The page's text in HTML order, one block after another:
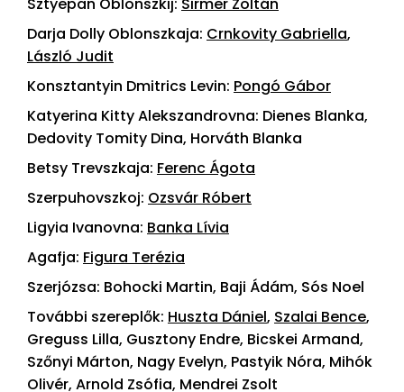
Darja Dolly Oblonszkaja: Crnkovity Gabriella,
László Judit
Konsztantyin Dmitrics Levin: Pongó Gábor
Katyerina Kitty Alekszandrovna: Dienes Blanka,
Dedovity Tomity Dina, Horváth Blanka
Betsy Trevszkaja: Ferenc Ágota
Szerpuhovszkoj: Ozsvár Róbert
Ligyia Ivanovna: Banka Lívia
Agafja: Figura Terézia
Szerjózsa: Bohocki Martin, Baji Ádám, Sós Noel
További szereplők: Huszta Dániel, Szalai Bence,
Greguss Lilla, Gusztony Endre, Bicskei Armand,
Szőnyi Márton, Nagy Evelyn, Pastyik Nóra, Mihók
Olivér, Arnold Zsófia, Mendrei Zsolt